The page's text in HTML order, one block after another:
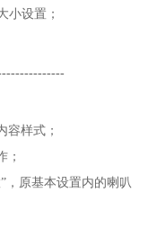
小设置；
容样式；
；
，原基本设置内的喇叭